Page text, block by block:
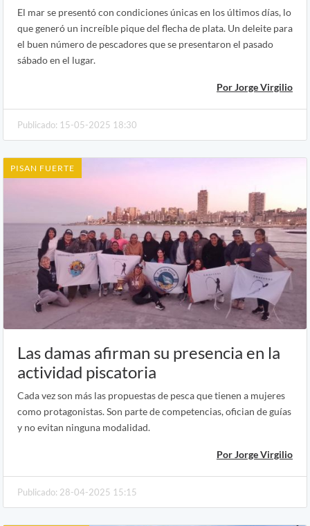
El mar se presentó con condiciones únicas en los últimos días, lo
que generó un increíble pique del flecha de plata. Un deleite para
el buen número de pescadores que se presentaron el pasado
sábado en el lugar.
Por Jorge Virgilio
Publicado: 15-05-2025 18:30
PISAN FUERTE
Las damas afirman su presencia en la
actividad piscatoria
Cada vez son más las propuestas de pesca que tienen a mujeres
como protagonistas. Son parte de competencias, ofician de guías
y no evitan ninguna modalidad.
Por Jorge Virgilio
Publicado: 28-04-2025 15:15